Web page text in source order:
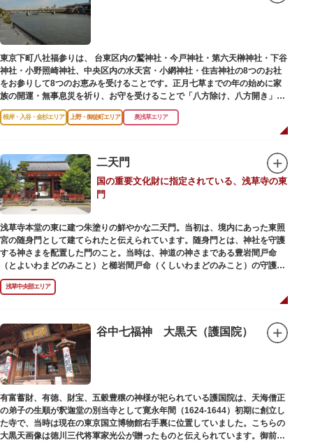
東京下町八社福参りは、 台東区内の鷲神社・今戸神社・第六天榊神社・下谷
神社・小野照崎神社、中央区内の水天宮・小網神社・住吉神社の8つのお社
をお参りして8つのお恵みを受けることです。正月七草までの年の始めに家
族の開運・無事息災を祈り、お守を受けることで「八方除け、八方開き」に
も通じます。
根岸・入谷・金杉エリア 上野・御徒町エリア 奥浅草エリア
二天門
国の重要文化財に指定されている、浅草寺の東
門
浅草寺本堂の東に建つ朱塗りの鮮やかな二天門。当初は、境内にあった東照
宮の随身門として建てられたと伝えられています。随身門とは、神社を守護
する神さまを配置した門のこと。当時は、神道の神さまである豊岩間戸命
（とよいわまどのみこと）と櫛岩間戸命（くしいわまどのみこと）の守護神
像が左右に祀られていました。
しかし、1868年（明治元年）に明治政府が発令した神仏分離令により、仏教
寺院である浅草寺には、この2柱の神さまの像を祀ることができなくなりま
鶴岡八幡宮にあった仏教の守護神である広目天（こうもくてん）と持国天
（じこくてん）の像を二天門に安置。これに伴い、正式名称が随身門から二
天門に変更されました。
その後、第二次世界大戦により2柱の像は焼失。現在は、上野の寛永寺（か
んえいじ）の四代将軍徳川家綱霊廟にあった持国天と増長天（ぞうちょうて
ん）の像が祀られています。持国天と増長天は、四天王と呼ばれる仏さまと
して知られていますが、四天王は仏教の守護神であることから武装した姿。
どちらも、鎌倉時代以降に流行した複数の木材を組み合わせる技法「寄木
造」により造られています。
浅草中央部エリア
谷中七福神 大黒天（護国院）
有富蓄財、有徳、財宝、五穀豊穣の神様が祀られている護国院は、天海僧正
の弟子の生順が釈迦堂の別当寺として寛永年間（1624-1644）初期に創立し
た寺で、当時は現在の東京国立博物館右手裏に位置していました。こちらの
大黒天画像は徳川三代将軍家光公が贈ったものと伝えられています。御前立